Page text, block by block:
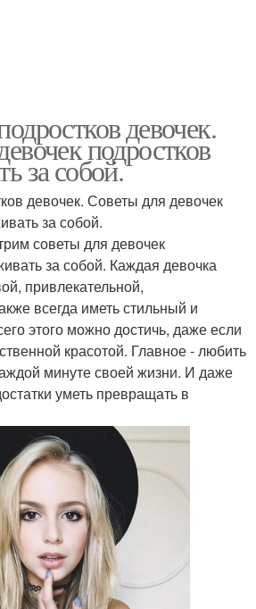
девочек.
подростков
за собой.
девочек. Советы для девочек
за собой.
советы для девочек
за собой. Каждая девочка
привлекательной,
всегда иметь стильный и
этого можно достичь, даже если
красотой. Главное - любить
минуте своей жизни. И даже
уметь превращать в